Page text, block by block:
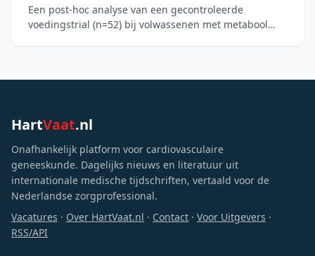
Een post-hoc analyse van een gecontroleerde
voedingstrial (n=52) bij volwassenen met metabool
HartVaat.nl
Onafhankelijk platform voor cardiovasculaire
geneeskunde. Dagelijks nieuws en literatuur uit
internationale medische tijdschriften, vertaald voor de
Nederlandse zorgprofessional.
Vacatures · Over HartVaat.nl · Contact · Voor Uitgevers ·
RSS/API